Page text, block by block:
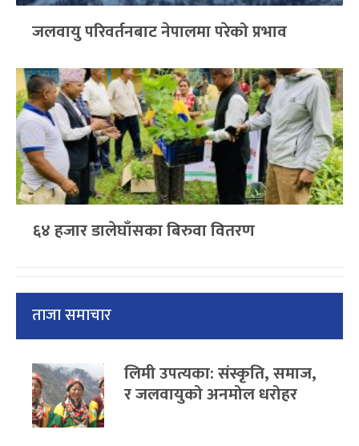
जलवायु परिवर्तनबाट नेपालमा परेको प्रभाव
६४ हजार डालेघाँसका बिरुवा वितरण
ताजा समाचार
लिमी उपत्यका: संस्कृति, समाज,
र जलवायुको अनमोल धरोहर